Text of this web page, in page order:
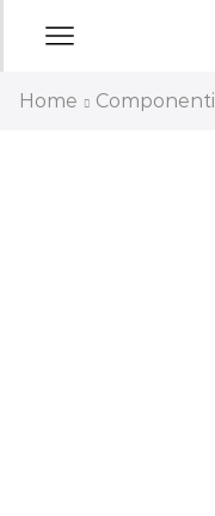
Home Componenti